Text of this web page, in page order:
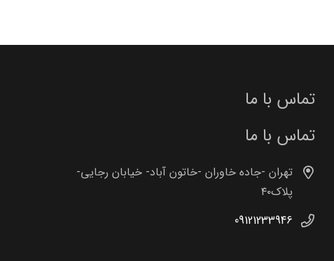
تماس با ما
تماس با ما
تهران -جاده خاوران -خاتون آباد- خیابان رجایی-
پلاک۴۰
09121233946